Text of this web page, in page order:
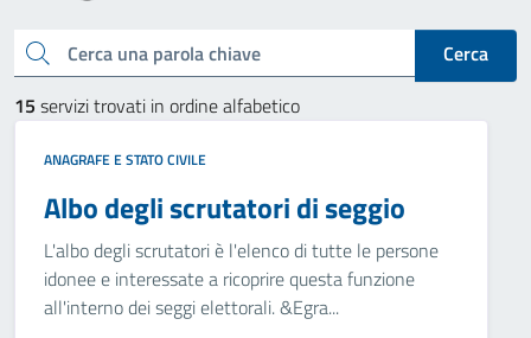
Cerca una parola chiave
Cerca
15 servizi trovati in ordine alfabetico
ANAGRAFE E STATO CIVILE
Albo degli scrutatori di seggio
L'albo degli scrutatori è l'elenco di tutte le persone
idonee e interessate a ricoprire questa funzione
all'interno dei seggi elettorali. &Egra...